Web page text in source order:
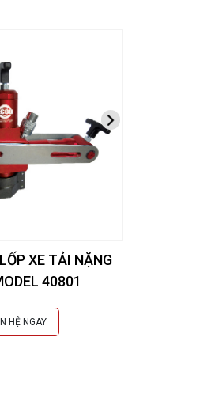
XE TẢI NẶNG
40801
HỆ NGAY